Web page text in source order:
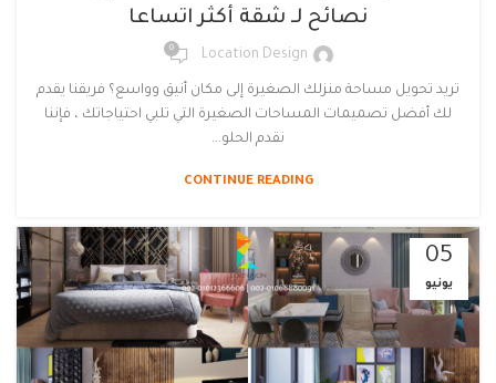
نصائح لـ شقة أكثر اتساعا
Location Design
0
تريد تحويل مساحة منزلك الصغيرة إلى مكان أنيق وواسع؟ فريقنا يقدم
لك أفضل تصميمات المساحات الصغيرة التي تلبي احتياجاتك ، فإننا
نقدم الحلو...
CONTINUE READING
05
يونيو